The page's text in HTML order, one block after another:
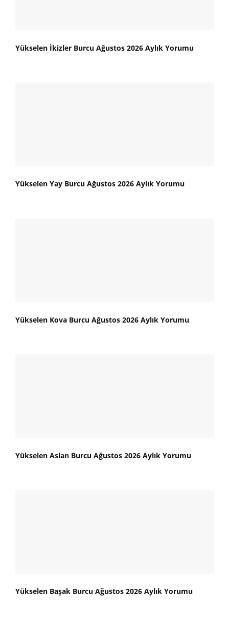
Yükselen İkizler Burcu Ağustos 2026 Aylık Yorumu
Yükselen Yay Burcu Ağustos 2026 Aylık Yorumu
Yükselen Kova Burcu Ağustos 2026 Aylık Yorumu
Yükselen Aslan Burcu Ağustos 2026 Aylık Yorumu
Yükselen Başak Burcu Ağustos 2026 Aylık Yorumu